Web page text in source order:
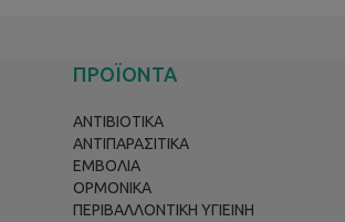
ΠΡΟΪΟΝΤΑ
ΑΝΤΙΒΙΟΤΙΚΑ
ΑΝΤΙΠΑΡΑΣΙΤΙΚΑ
ΕΜΒΟΛΙΑ
ΟΡΜΟΝΙΚΑ
ΠΕΡΙΒΑΛΛΟΝΤΙΚΗ ΥΓΙΕΙΝΗ